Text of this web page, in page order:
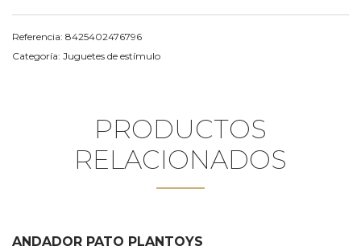
Referencia: 8425402476796
Categoría: Juguetes de estímulo
PRODUCTOS
RELACIONADOS
ANDADOR PATO PLANTOYS